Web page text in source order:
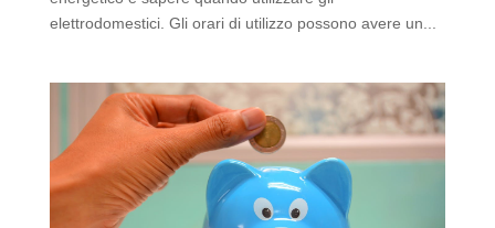
elettrodomestici. Gli orari di utilizzo possono avere un...